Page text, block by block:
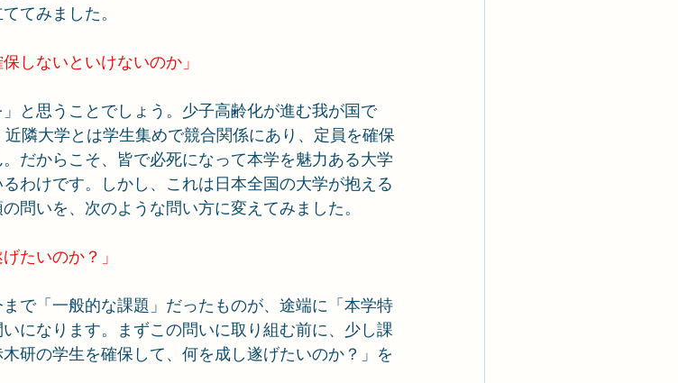
てみました。
しないといけないのか」
と思うことでしょう。少子高齢化が進む我が国で
隣大学とは学生集めで競合関係にあり、定員を確保
だからこそ、皆で必死になって本学を魅力ある大学
わけです。しかし、これは日本全国の大学が抱える
問いを、次のような問い方に変えてみました。
たいのか？」
で「一般的な課題」だったものが、途端に「本学特
になります。まずこの問いに取り組む前に、少し課
研の学生を確保して、何を成し遂げたいのか？」を